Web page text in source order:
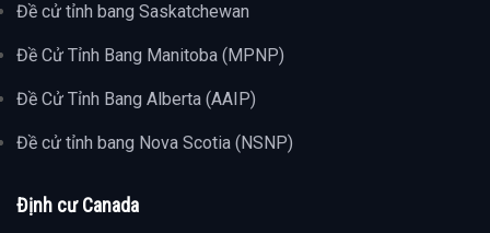
Đề cử tỉnh bang Saskatchewan
Đề Cử Tỉnh Bang Manitoba (MPNP)
Đề Cử Tỉnh Bang Alberta (AAIP)
Đề cử tỉnh bang Nova Scotia (NSNP)
Định cư Canada